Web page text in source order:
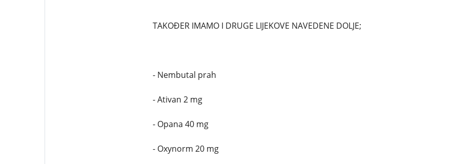
TAKOĐER IMAMO I DRUGE LIJEKOVE NAVEDENE DOLJE;
- Nembutal prah
- Ativan 2 mg
- Opana 40 mg
- Oxynorm 20 mg